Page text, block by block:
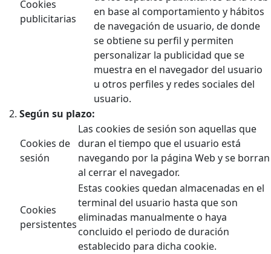
Cookies
publicitarias
en base al comportamiento y hábitos
de navegación de usuario, de donde
se obtiene su perfil y permiten
personalizar la publicidad que se
muestra en el navegador del usuario
u otros perfiles y redes sociales del
usuario.
Según su plazo:
Cookies de
sesión
Las cookies de sesión son aquellas que
duran el tiempo que el usuario está
navegando por la página Web y se borran
al cerrar el navegador.
Cookies
persistentes
Estas cookies quedan almacenadas en el
terminal del usuario hasta que son
eliminadas manualmente o haya
concluido el periodo de duración
establecido para dicha cookie.